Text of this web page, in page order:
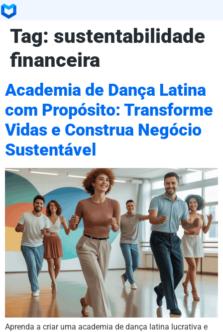
Tag: sustentabilidade
financeira
Academia de Dança Latina
com Propósito: Transforme
Vidas e Construa Negócio
Sustentável
Aprenda a criar uma academia de dança latina lucrativa e